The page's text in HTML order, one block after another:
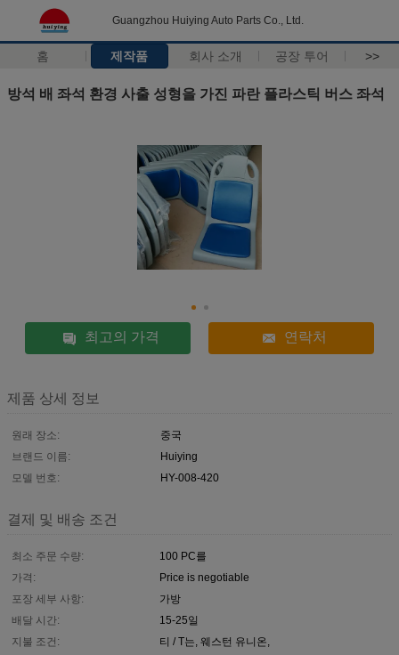
Guangzhou Huiying Auto Parts Co., Ltd.
홈 제작품 회사 소개 공장 투어 >>
방석 배 좌석 환경 사출 성형을 가진 파란 플라스틱 버스 좌석
최고의 가격 연락처
제품 상세 정보
원래 장소:
중국
브랜드 이름:
Huiying
모델 번호:
HY-008-420
결제 및 배송 조건
최소 주문 수량:
100 PC를
가격:
Price is negotiable
포장 세부 사항:
가방
배달 시간:
15-25일
지불 조건:
티 / T는, 웨스턴 유니온,